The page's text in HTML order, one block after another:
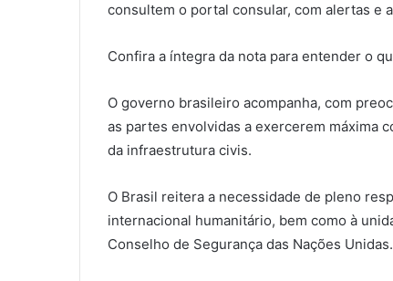
consultem o portal consular, com alertas e
Confira a íntegra da nota para entender o
O governo brasileiro acompanha, com
as partes envolvidas a exercerem máxima
da infraestrutura civis.
O Brasil reitera a necessidade de pleno
internacional humanitário, bem como à
Conselho de Segurança das Nações Unidas.